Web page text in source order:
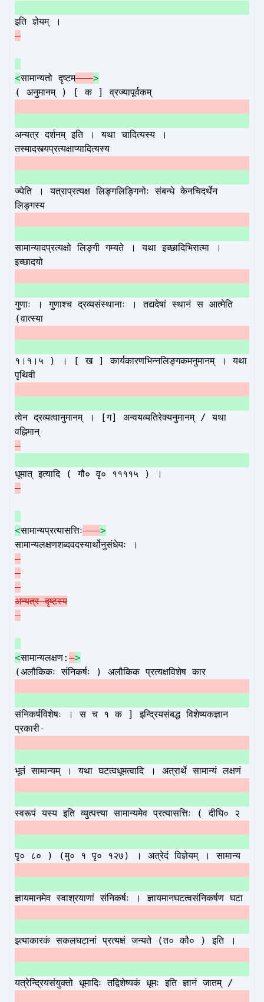
इति ज्ञेयम् ।
<सामान्यतो दृष्टम्–>
( अनुमानम् ) [ क ] व्रज्यापूर्वकम्
अन्यत्र दर्शनम् इति । यथा चादित्यस्य ।
तस्मादस्त्यप्रत्यक्षाप्यादित्यस्य
ज्येति । यत्राप्रत्यक्ष लिङ्गलिङ्गिनोः संबन्धे केनचिदर्थेन
लिङ्गस्य
सामान्यादप्रत्यक्षो लिङ्गी गम्यते । यथा इच्छादिभिरात्मा ।
इच्छादयो
गुणाः । गुणाश्च द्रव्यसंस्थानाः । तद्यदेषां स्थानं स आत्मेति
(वात्स्या
१।१।५ ) । [ ख ] कार्यकारणभिन्नलिङ्गकमनुमानम् । यथा
पृथिवी
त्वेन द्रव्यत्वानुमानम् । [ग] अन्वयव्यतिरेक्यनुमानम् / यथा
वह्निमान्
धूमात् इत्यादि ( गौ० वृ० ११११५ ) ।
<सामान्यप्रत्यासत्तिः->
सामान्यलक्षणशब्दवदस्यार्थोनुसंधेयः ।
-
अन्यत्र दृष्टस्य
<सामान्यलक्षण:
>
(अलौकिकः संनिकर्षः ) अलौकिक प्रत्यक्षविशेष कार
संनिकर्षविशेषः । स च १ क ] इन्द्रियसंबद्ध विशेष्यकज्ञान
प्रकारी-
भूतं सामान्यम् । यथा घटत्वधूमत्वादि । अत्रार्थे सामान्यं लक्षणं
स्वरूपं यस्य इति व्युत्पत्त्या सामान्यमेव प्रत्यासत्तिः ( दीघि० २
पृ० ८० ) (मु० १ पृ० १२७) । अत्रेदं विज्ञेयम् । सामान्य
ज्ञायमानमेव स्वाश्रयाणां संनिकर्षः । ज्ञायमानघटत्वसंनिकर्षण घटा
इत्याकारकं सकलघटानां प्रत्यक्षं जन्यते (त० कौ० ) इति ।
यत्रेन्द्रियसंयुक्तो धूमादिः तद्विशेष्यकं धूमः इति ज्ञानं जातम् /